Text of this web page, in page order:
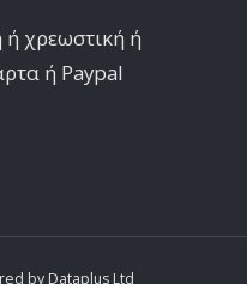
χρεωστική ή
ή Paypal
by Dataplus Ltd